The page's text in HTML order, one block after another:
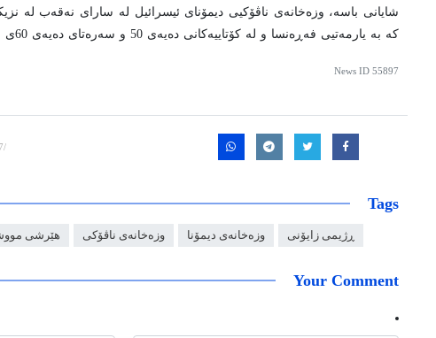
شایانی باسە، وزەخانەی ناڤۆکیی دیمۆنای ئیسرائیل لە سارای نەقەب لە
کە بە یارمەتیی فەڕەنسا و لە کۆتاییەکانی دەیەی 50 و سەرەتای دەیەی 60ی سەدەی ڕابردوو چێکراوە.
News ID 55897
Tags
ڕژیمی زایۆنی وزەخانەی دیمۆنا وزەخانەی ناڤۆکی هێرشی
Your Comment